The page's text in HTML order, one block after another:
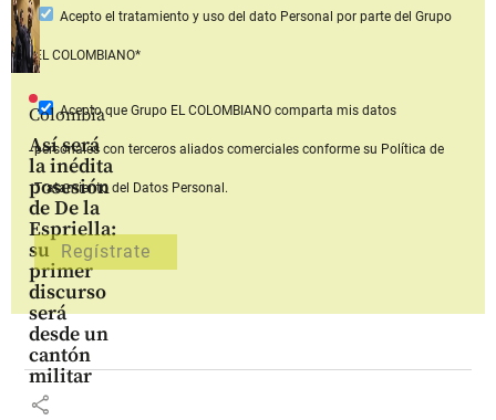
Colombia
Así será
la inédita
posesión
de De la
Espriella:
su
primer
discurso
será
desde un
cantón
militar
share
Acepto el tratamiento y uso del dato Personal por parte del Grupo
EL COLOMBIANO*
Acepto que Grupo EL COLOMBIANOcomparta mis datos
personales con terceros aliados comerciales conforme su Política de
Tratamiento del Datos Personal.